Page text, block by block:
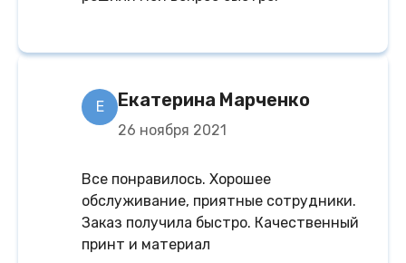
Е Екатерина Марченко
26 ноября 2021
Все понравилось. Хорошее
обслуживание, приятные сотрудники.
Заказ получила быстро. Качественный
принт и материал